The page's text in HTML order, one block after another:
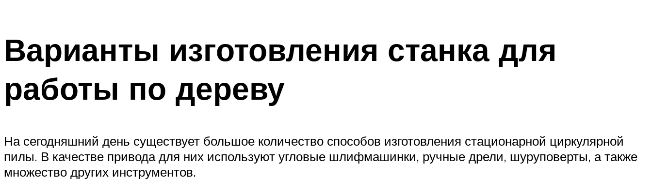
Варианты изготовления станка для
работы по дереву
На сегодняшний день существует большое количество способов изготовления стационарной циркулярной
пилы. В качестве привода для них используют угловые шлифмашинки, ручные дрели, шуруповерты, а также
множество других инструментов.